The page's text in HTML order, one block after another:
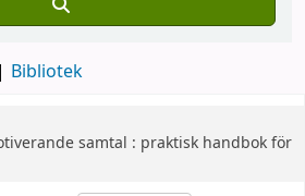
Bibliotek
samtal : praktisk handbok för